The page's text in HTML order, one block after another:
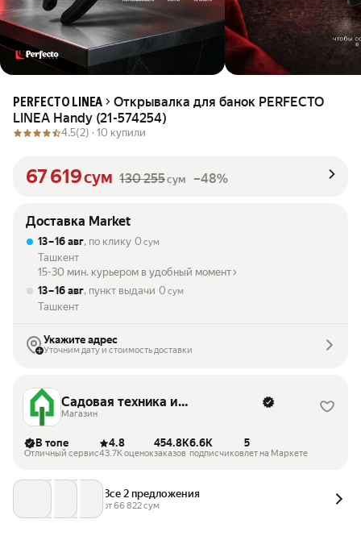
PERFECTO LINEA
Открывалка для банок PERFECTO
LINEA Handy (21-574254)
4.5(2) · 10 купили
67 619сум 130 255сум –48%
Доставка Market
13 – 16 авг, по клику 0 сум
Ташкент
15-30 мин. курьером в удобный момент
13 – 16 авг, пункт выдачи 0 сум
Ташкент
Укажите адрес
Уточним дату и стоимость доставки
Садовая техника и
инструменты
Магазин
В топе
Отличный сервис
4.8
43.7K оценок
454.8K
заказов
6.6K
подписчиков
5
лет на Маркете
Все 2 предложения
от 66 822 сум